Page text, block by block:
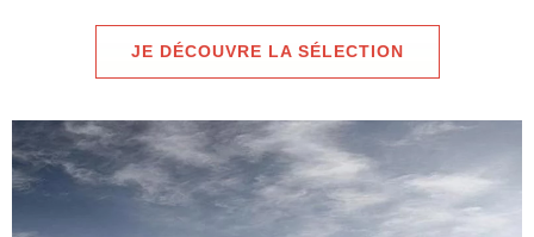
JE DÉCOUVRE LA SÉLECTION